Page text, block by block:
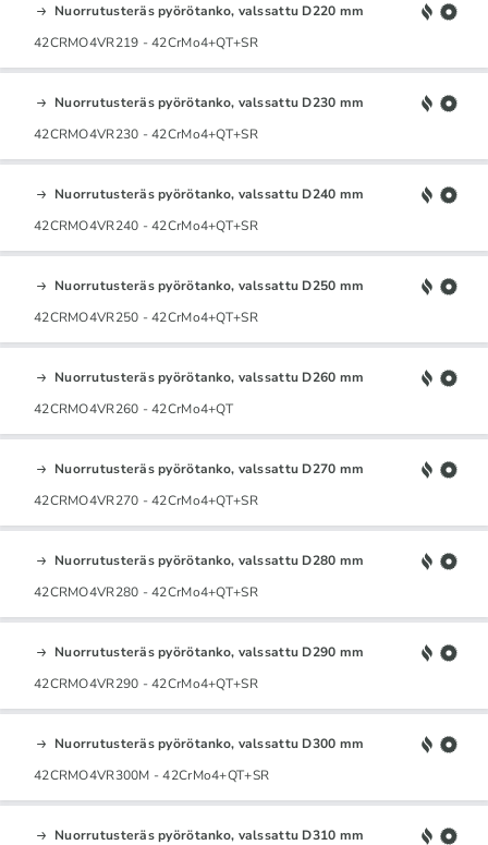
Nuorrutusteräs pyörötanko, valssattu D220 mm
42CRMO4VR219 - 42CrMo4+QT+SR
Nuorrutusteräs pyörötanko, valssattu D230 mm
42CRMO4VR230 - 42CrMo4+QT+SR
Nuorrutusteräs pyörötanko, valssattu D240 mm
42CRMO4VR240 - 42CrMo4+QT+SR
Nuorrutusteräs pyörötanko, valssattu D250 mm
42CRMO4VR250 - 42CrMo4+QT+SR
Nuorrutusteräs pyörötanko, valssattu D260 mm
42CRMO4VR260 - 42CrMo4+QT
Nuorrutusteräs pyörötanko, valssattu D270 mm
42CRMO4VR270 - 42CrMo4+QT+SR
Nuorrutusteräs pyörötanko, valssattu D280 mm
42CRMO4VR280 - 42CrMo4+QT+SR
Nuorrutusteräs pyörötanko, valssattu D290 mm
42CRMO4VR290 - 42CrMo4+QT+SR
Nuorrutusteräs pyörötanko, valssattu D300 mm
42CRMO4VR300M - 42CrMo4+QT+SR
Nuorrutusteräs pyörötanko, valssattu D310 mm